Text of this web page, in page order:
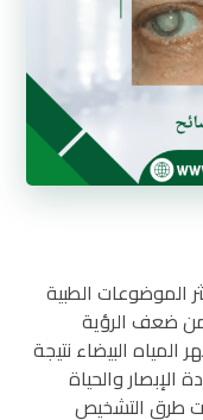
الموضوعات الطبية
ضعف الرؤية
البيضاء نتيجة
والحياة
طرق التشخيص